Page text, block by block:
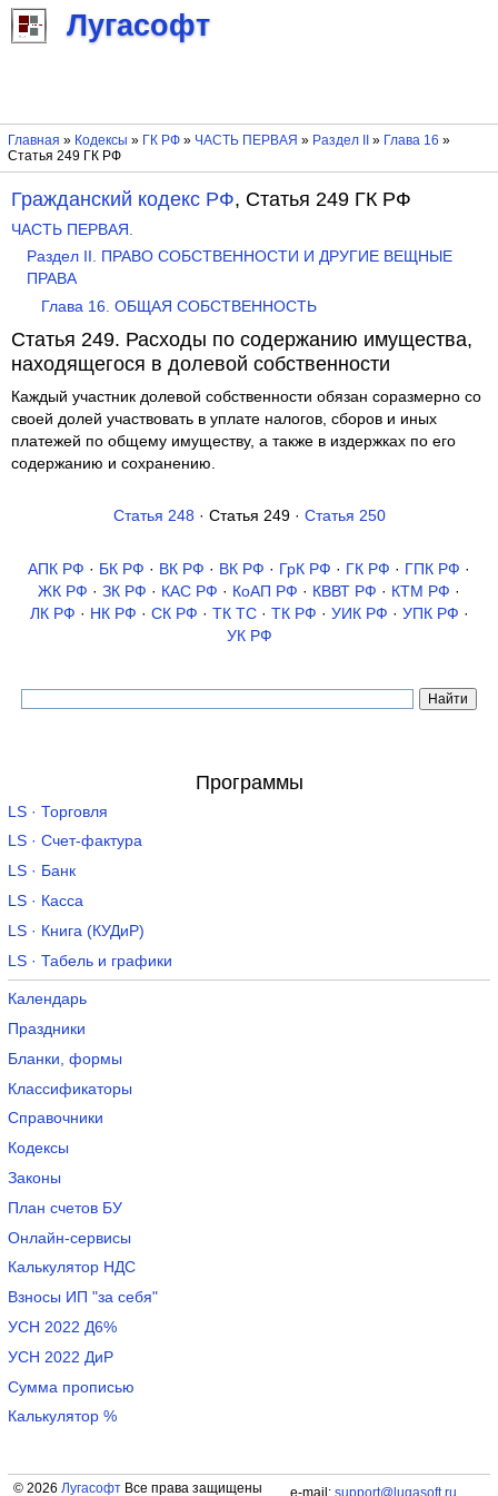
Лугасофт
Главная » Кодексы » ГК РФ» ЧАСТЬ ПЕРВАЯ » Раздел II » Глава 16 »
Статья 249 ГК РФ
Гражданский кодекс РФ, Статья 249 ГК РФ
ЧАСТЬ ПЕРВАЯ.
Раздел II. ПРАВО СОБСТВЕННОСТИ И ДРУГИЕ ВЕЩНЫЕ
ПРАВА
Глава 16. ОБЩАЯ СОБСТВЕННОСТЬ
Статья 249. Расходы по содержанию имущества,
находящегося в долевой собственности
Каждый участник долевой собственности обязан соразмерно со
своей долей участвовать в уплате налогов, сборов и иных
платежей по общему имуществу, а также в издержках по его
содержанию и сохранению.
Статья 248 · Статья 249 · Статья 250
АПК РФ · БК РФ · ВК РФ · ВК РФ · ГрК РФ · ГК РФ · ГПК РФ ·
ЖК РФ · ЗК РФ · КАС РФ · КоАП РФ · КВВТ РФ · КТМ РФ ·
ЛК РФ · НК РФ · СК РФ · ТК TC· ТК РФ · УИК РФ · УПК РФ ·
УК РФ
Программы
LS · Торговля
LS · Счет-фактура
LS · Банк
LS · Касса
LS · Книга (КУДиР)
LS · Табель и графики
Календарь
Праздники
Бланки, формы
Классификаторы
Справочники
Кодексы
Законы
План счетов БУ
Онлайн-сервисы
Калькулятор НДС
Взносы ИП "за себя"
УСН 2022 Д6%
УСН 2022 ДиР
Сумма прописью
Калькулятор %
© 2026 ЛугасофтВсе права защищены e-mail: support@lugasoft.ru